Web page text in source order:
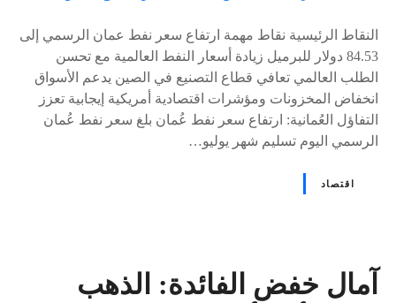
s
النقاط الرئيسية نقاط مهمة ارتفاع سعر نفط عمان الرسمي إلى
84.53 دولار للبرميل زيادة أسعار النفط العالمية مع تحسن
الطلب العالمي تعافي قطاع التصنيع في الصين يدعم الأسواق
انخفاض المخزونات ومؤشرات اقتصادية أمريكية إيجابية تعزز
التفاؤل العُمانية: ارتفاع سعر نفط عُمان بلغ سعر نفط عُمان
الرسمي اليوم تسليم شهر يوليو…
اقتصاد
آمال خفض الفائدة: الذهب